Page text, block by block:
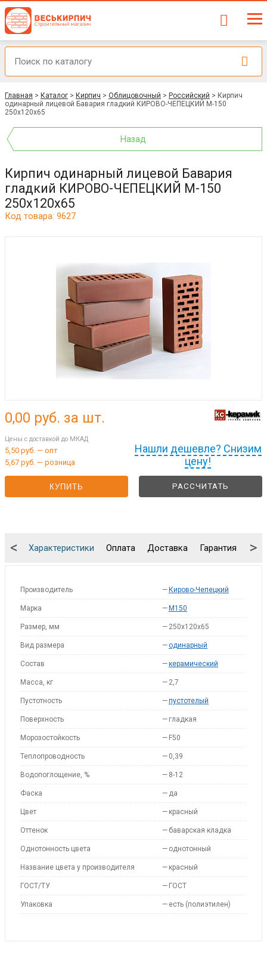
Главная > Каталог > Кирпич > Облицовочный > Российский > Кирпич
одинарный лицевой Бавария гладкий КИРОВО-ЧЕПЕЦКИЙ М-150
250x120x65
Назад
Кирпич одинарный лицевой Бавария
гладкий КИРОВО-ЧЕПЕЦКИЙ М-150
250x120x65
Код товара: 9627
Нашли дешевле? Снизим
цену!
0,00 руб. за шт.
Цены с доставкой до МКАД
5,50 руб. — опт
5,67 руб. — розница
КУПИТЬ РАССЧИТАТЬ
Характеристики Оплата Доставка Гарантия
< >
Производитель — Кирово-Чепецкий
Марка — M150
Размер, мм — 250x120x65
Вид размера — одинарный
Состав —керамический
Масса, кг — 2,7
Пустотность —пустотелый
Поверхность — гладкая
Морозостойкость — F50
Теплопроводность — 0,39
Водопоглощение, % — 8-12
Фаска — да
Цвет — красный
Оттенок — баварская кладка
Однотонность цвета — однотонный
Название цвета у производителя — красный
ГОСТ/ТУ — ГОСТ
Упаковка — есть (полиэтилен)